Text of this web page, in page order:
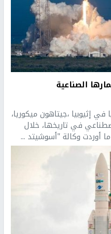
الصناعية
إثيوبيا ،جيتاهون ميكوريا،
في تاريخها، خلال
أوردت وكالة "أسوشيتد ...